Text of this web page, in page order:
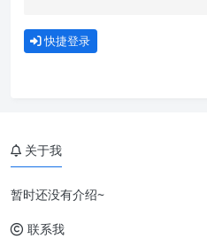
快捷登录
关于我
暂时还没有介绍~
联系我